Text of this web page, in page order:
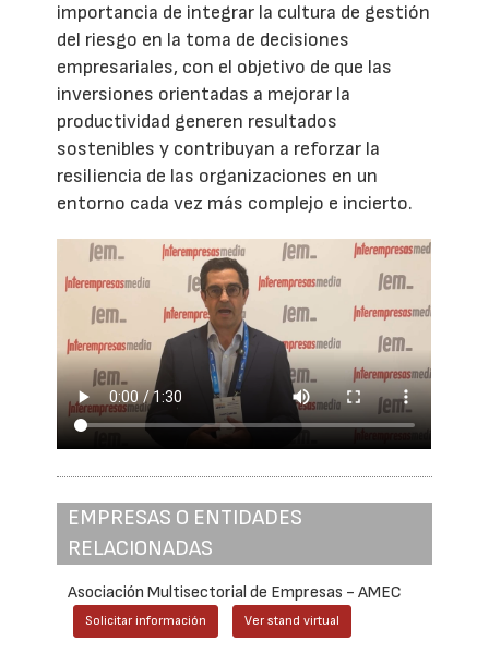
importancia de integrar la cultura de gestión
del riesgo en la toma de decisiones
empresariales, con el objetivo de que las
inversiones orientadas a mejorar la
productividad generen resultados
sostenibles y contribuyan a reforzar la
resiliencia de las organizaciones en un
entorno cada vez más complejo e incierto.
EMPRESAS O ENTIDADES
RELACIONADAS
Asociación Multisectorial de Empresas - AMEC
Solicitar información Ver stand virtual